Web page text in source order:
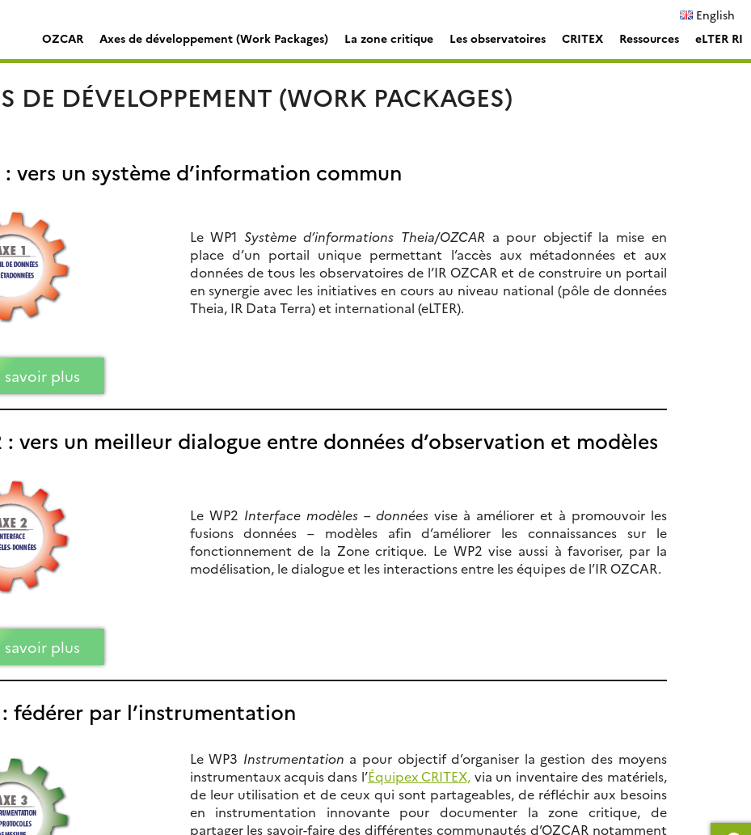
English
OZCAR
Axes de développement (Work Packages) La zone critique Les observatoires CRITEX Ressources eLTER RI
DE DÉVELOPPEMENT (WORK PACKAGES)
: vers un système d’information commun
Le WP1 Système d’informations Theia/OZCAR a pour objectif la mise en
place d’un portail unique permettant l’accès aux métadonnées et aux
données de tous les observatoires de l’IR OZCAR et de construire un portail
en synergie avec les initiatives en cours au niveau national (pôle de données
Theia, IR Data Terra) et international (eLTER).
savoir plus
: vers un meilleur dialogue entre données d’observation et modèles
Le WP2 Interface modèles – donnéesvise à améliorer et à promouvoir les
fusions données – modèles afin d’améliorer les connaissances sur le
fonctionnement de la Zone critique. Le WP2 vise aussi à favoriser, par la
modélisation, le dialogue et les interactions entre les équipes de l’IR OZCAR.
savoir plus
fédérer par l’instrumentation
Le WP3 Instrumentation a pour objectif d’organiser la gestion des moyens
instrumentaux acquis dans l’Équipex CRITEX, via un inventaire des matériels,
de leur utilisation et de ceux qui sont partageables, de réfléchir aux besoins
en instrumentation innovante pour documenter la zone critique, de
partager les savoir-faire des différentes communautés d’OZCAR notamment